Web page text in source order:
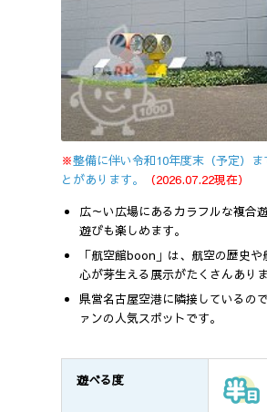
※整備に伴い令和10年度末（予定）
とがあります。
（2026.07.22現在）
広～い広場にあるカラフルな複合
遊びも楽しめます。
「航空館boon」は、航空の歴史
心が芽生える展示がたくさんありま
県営名古屋空港に隣接しているの
ァンの人気スポットです。
遊べる度